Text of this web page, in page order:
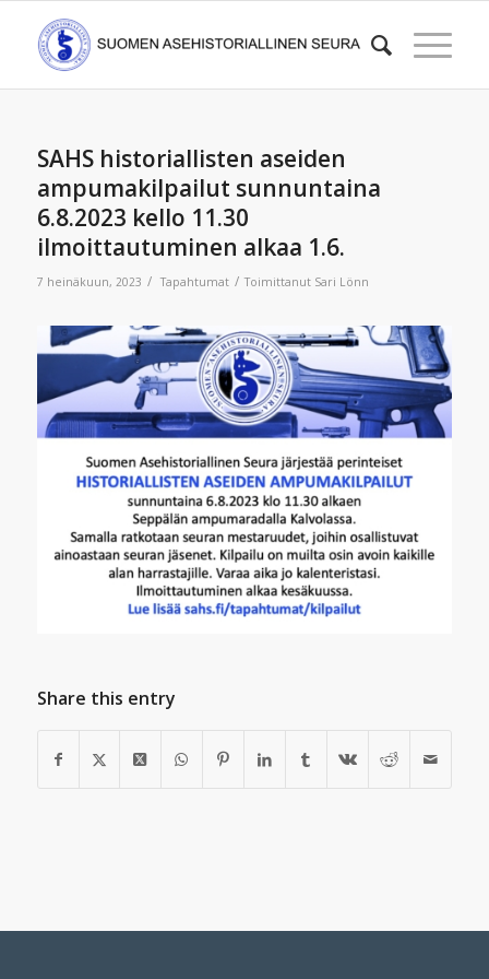
SAHS historiallisten aseiden
ampumakilpailut sunnuntaina
6.8.2023 kello 11.30
ilmoittautuminen alkaa 1.6.
7 heinäkuun, 2023 / Tapahtumat / Toimittanut Sari Lönn
Share this entry